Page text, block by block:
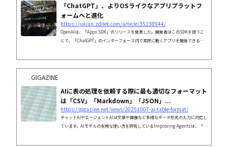
「ChatGPT」、よりOSライクなアプリプラットフ
ォームへと進化
https://japan.zdnet.com/article/35238944/
OpenAIは、「Apps SDK」のリリースを発表した。開発者はこのSDKを使うこ
とで、「ChatGPT」のインターフェース内で実際に動くアプリを開発できるよ
GIGAZINE
AIに表の処理を依頼する際に最も適切なフォーマット
は「CSV」「Markdown」「JSON」...
https://gigazine.net/news/20251007-ai-table-format/
チャットAIやエージェントAIは文章や画像など多様なデータ形式の入力に対応し
ています。AIモデルの有用な使い方を研究しているImproving Agentsは、「10